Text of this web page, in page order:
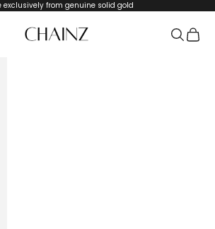
exclusively from genuine solid gold
CHAINZ Search
Cart